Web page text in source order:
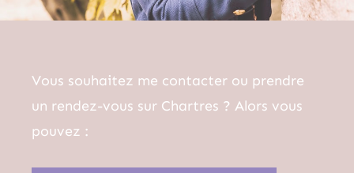
Vous souhaitez me contacter ou prendre
un rendez-vous sur Chartres ? Alors vous
pouvez :